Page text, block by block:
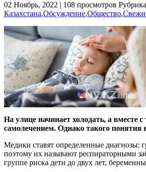
02 Ноябрь, 2022 | 108 просмотров
Казахстана,Обсуждение,Общество,
На улице начинает холодать, а вместе
самолечением. Однако такого понятия
Медики ставят определенные
поэтому их называют респираторными
группе риска дети до двух лет,